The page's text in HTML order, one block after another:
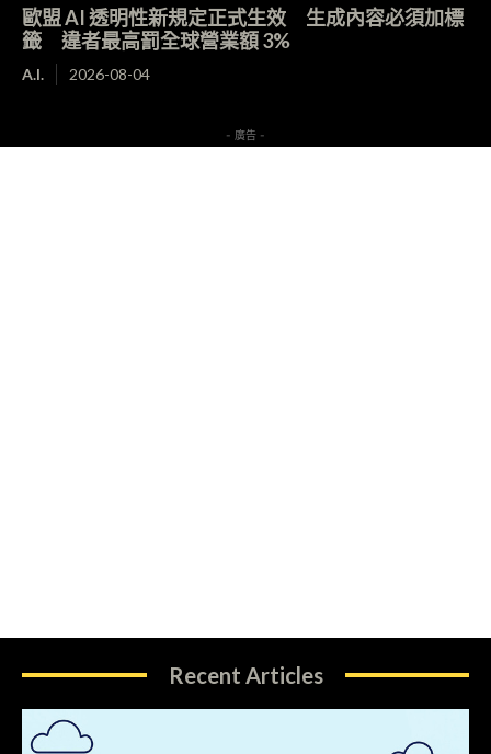
歐盟 AI 透明性新規定正式生效 生成內容必須加標
籤 違者最高罰全球營業額 3%
A.I. 2026-08-04
- 廣告 -
Recent Articles